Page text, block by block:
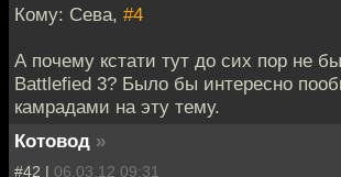
Кому: Сева, #4
А почему кстати тут до сих пор не
Battlefied 3? Было бы интересно
камрадами на эту тему.
Котовод »
#42 | 06.03.12 09:31